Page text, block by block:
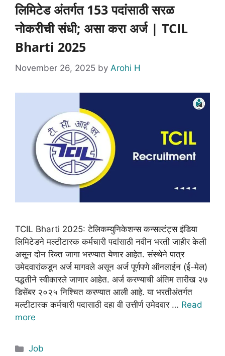
लिमिटेड अंतर्गत 153 पदांसाठी सरळ
नोकरीची संधी; असा करा अर्ज | TCIL
Bharti 2025
November 26, 2025 by Arohi H
TCIL Bharti 2025: टेलिकम्युनिकेशन्स कन्सल्टंट्स इंडिया
लिमिटेडने मल्टीटास्क कर्मचारी पदांसाठी नवीन भरती जाहीर केली
असून दोन रिक्त जागा भरण्यात येणार आहेत. संस्थेने पात्र
उमेदवारांकडून अर्ज मागवले असून अर्ज पूर्णपणे ऑनलाईन (ई-मेल)
पद्धतीने स्वीकारले जाणार आहेत. अर्ज करण्याची अंतिम तारीख २७
डिसेंबर २०२५ निश्चित करण्यात आली आहे. या भरतीअंतर्गत
मल्टीटास्क कर्मचारी पदासाठी दहा वी उत्तीर्ण उमेदवार … Read
more
Categories
Job